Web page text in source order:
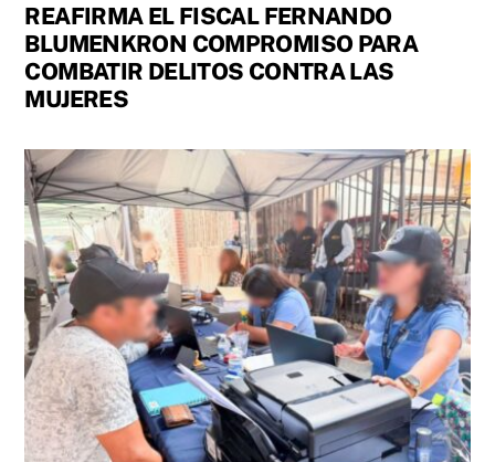
REAFIRMA EL FISCAL FERNANDO
BLUMENKRON COMPROMISO PARA
COMBATIR DELITOS CONTRA LAS
MUJERES